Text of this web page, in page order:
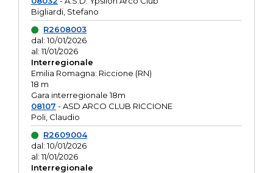
Bigliardi, Stefano
R2608003
dal: 10/01/2026
al: 11/01/2026
Interregionale
Emilia Romagna: Riccione (RN)
18 m
Gara interregionale 18m
08107 - ASD ARCO CLUB RICCIONE
Poli, Claudio
R2609004
dal: 10/01/2026
al: 11/01/2026
Interregionale